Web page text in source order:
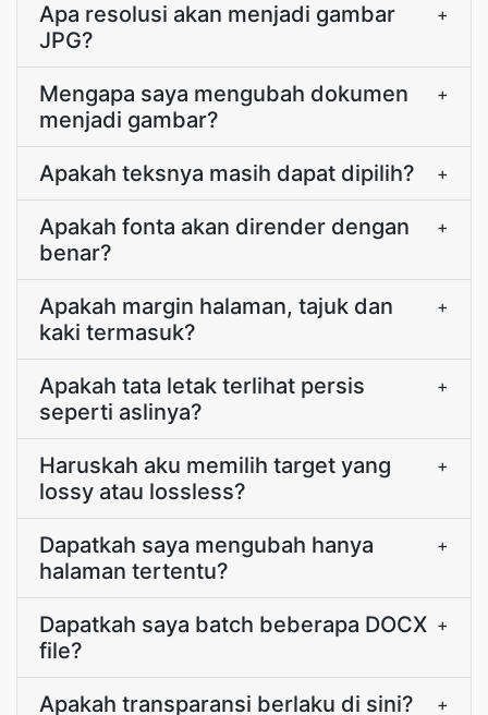
Apa resolusi akan menjadi gambar
JPG?
+
Mengapa saya mengubah dokumen
menjadi gambar?
+
Apakah teksnya masih dapat dipilih? +
Apakah fonta akan dirender dengan
benar?
+
Apakah margin halaman, tajuk dan
kaki termasuk?
+
Apakah tata letak terlihat persis
seperti aslinya?
+
Haruskah aku memilih target yang
lossy atau lossless?
+
Dapatkah saya mengubah hanya
halaman tertentu?
+
Dapatkah saya batch beberapa DOCX
file?
+
Apakah transparansi berlaku di sini? +